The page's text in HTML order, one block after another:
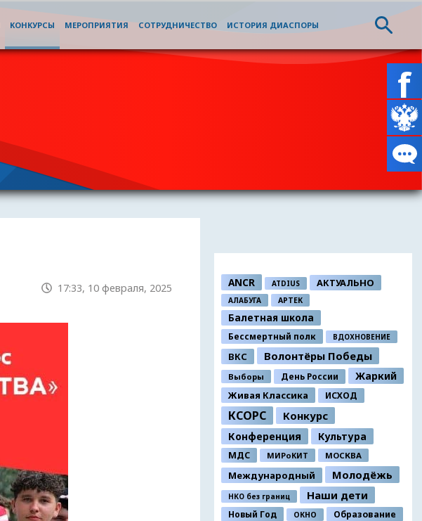
КОНКУРСЫ МЕРОПРИЯТИЯ СОТРУДНИЧЕСТВО ИСТОРИЯ ДИАСПОРЫ
17:33, 10 февраля, 2025 ANCR ATDIUS АКТУАЛЬНО
АЛАБУГА АРТЕК
Балетная школа
Бессмертный полк ВДОХНОВЕНИЕ
ВКС Волонтёры Победы
Выборы День России Жаркий
Живая Классика ИСХОД
КСОРС Конкурс
Конференция Культура
МДС МИРоКИТ МОСКВА
Международный Молодёжь
НКО без границ Наши дети
Новый Год ОКНО Образование